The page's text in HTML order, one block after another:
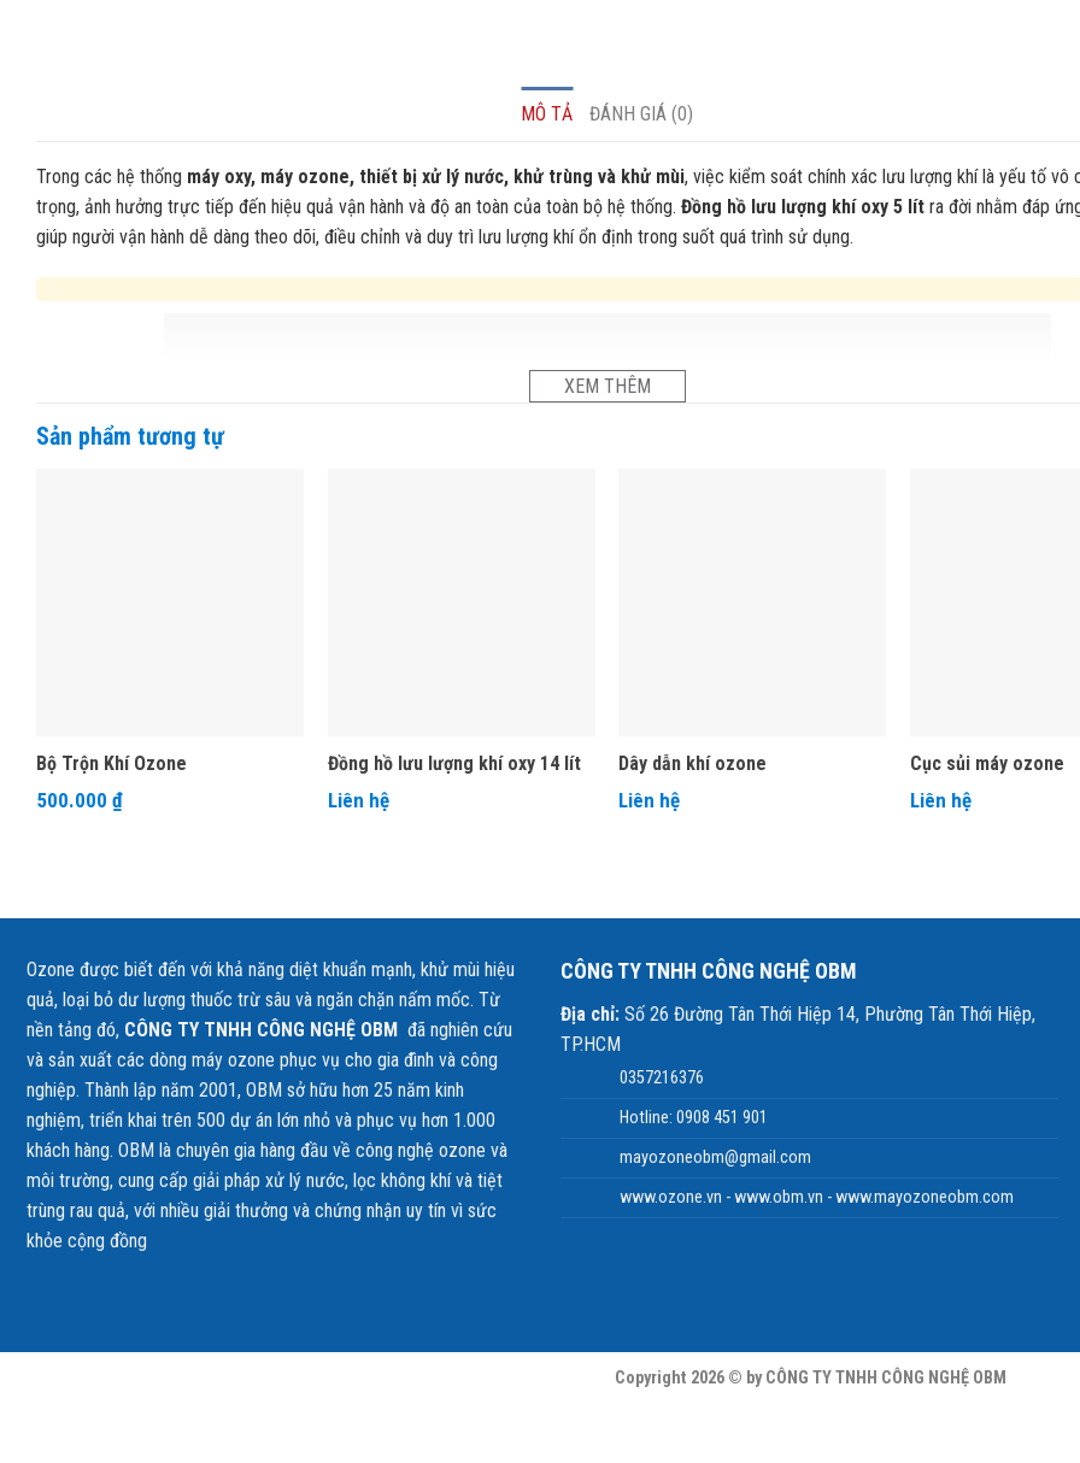
MÔ TẢ ĐÁNH GIÁ (0)
Trong các hệ thống máy oxy, máy ozone, thiết bị xử lý nước, khử trùng và khử mùi, việc kiểm soát chính xác lưu lượng khí là yếu tố vô
trọng, ảnh hưởng trực tiếp đến hiệu quả vận hành và độ an toàn của toàn bộ hệ thống. Đồng hồ lưu lượng khí oxy 5 lít ra đời nhằm đáp
giúp người vận hành dễ dàng theo dõi, điều chỉnh và duy trì lưu lượng khí ổn định trong suốt quá trình sử dụng.
XEM THÊM
Sản phẩm tương tự
Bộ Trộn Khí Ozone
500.000 ₫
Đồng hồ lưu lượng khí oxy 14 lít
Liên hệ
Dây dẫn khí ozone
Liên hệ
Cục sủi máy ozone
Liên hệ
Ozone được biết đến với khả năng diệt khuẩn mạnh, khử mùi hiệu
quả, loại bỏ dư lượng thuốc trừ sâu và ngăn chặn nấm mốc. Từ
nền tảng đó, CÔNG TY TNHH CÔNG NGHỆ OBM đã nghiên cứu
và sản xuất các dòng máy ozone phục vụ cho gia đình và công
nghiệp. Thành lập năm 2001, OBM sở hữu hơn 25 năm kinh
nghiệm, triển khai trên 500 dự án lớn nhỏ và phục vụ hơn 1.000
khách hàng. OBM là chuyên gia hàng đầu về công nghệ ozone và
môi trường, cung cấp giải pháp xử lý nước, lọc không khí và tiệt
trùng rau quả, với nhiều giải thưởng và chứng nhận uy tín vì sức
khỏe cộng đồng
CÔNG TY TNHH CÔNG NGHỆ OBM
Địa chỉ: Số 26 Đường Tân Thới Hiệp 14, Phường Tân Thới Hiệp,
TP.HCM
0357216376
Hotline: 0908 451 901
mayozoneobm@gmail.com
www.ozone.vn - www.obm.vn - www.mayozoneobm.com
Copyright 2026 © by CÔNG TY TNHH CÔNG NGHỆ OBM